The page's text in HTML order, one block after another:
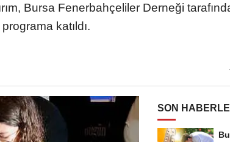
Bursa Fenerbahçeliler Derneği
programa katıldı.
SON